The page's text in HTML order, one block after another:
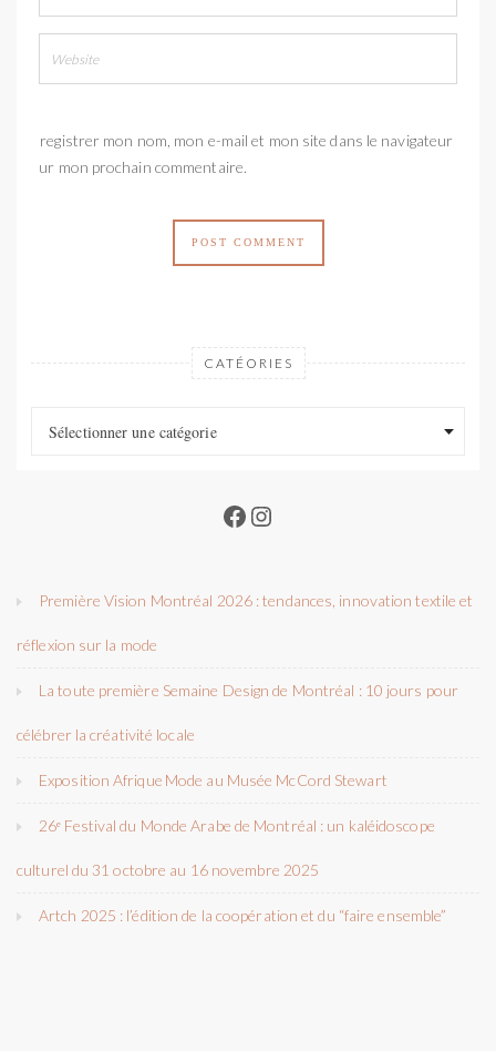
Enregistrer mon nom, mon e-mail et mon site dans le navigateur
pour mon prochain commentaire.
CATÉORIES
Sélectionner une catégorie
Facebook
Instagram
Première Vision Montréal 2026 : tendances, innovation textile et
réflexion sur la mode
La toute première Semaine Design de Montréal : 10 jours pour
célébrer la créativité locale
Exposition Afrique Mode au Musée McCord Stewart
26ᵉ Festival du Monde Arabe de Montréal : un kaléidoscope
culturel du 31 octobre au 16 novembre 2025
Artch 2025 : l’édition de la coopération et du “faire ensemble”